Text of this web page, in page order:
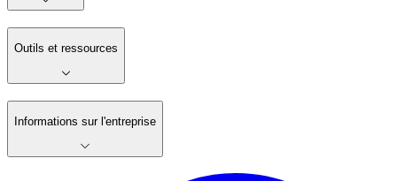
Outils et ressources
Informations sur l'entreprise